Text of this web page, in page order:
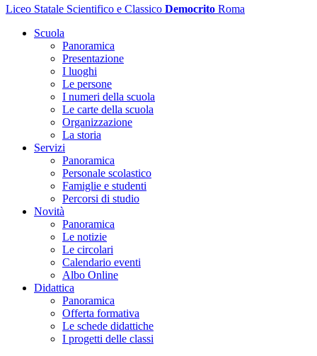
Liceo Statale Scientifico e Classico Democrito Roma
Scuola
Panoramica
Presentazione
I luoghi
Le persone
I numeri della scuola
Le carte della scuola
Organizzazione
La storia
Servizi
Panoramica
Personale scolastico
Famiglie e studenti
Percorsi di studio
Novità
Panoramica
Le notizie
Le circolari
Calendario eventi
Albo Online
Didattica
Panoramica
Offerta formativa
Le schede didattiche
I progetti delle classi